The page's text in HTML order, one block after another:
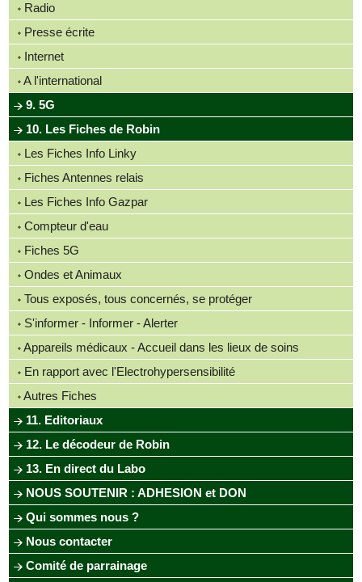
Radio
Presse écrite
Internet
A l'international
9. 5G
10. Les Fiches de Robin
Les Fiches Info Linky
Fiches Antennes relais
Les Fiches Info Gazpar
Compteur d'eau
Fiches 5G
Ondes et Animaux
Tous exposés, tous concernés, se protéger
S'informer - Informer - Alerter
Appareils médicaux - Accueil dans les lieux de soins
En rapport avec l'Electrohypersensibilité
Autres Fiches
11. Editoriaux
12. Le décodeur de Robin
13. En direct du Labo
NOUS SOUTENIR : ADHESION et DON
Qui sommes nous ?
Nous contacter
Comité de parrainage